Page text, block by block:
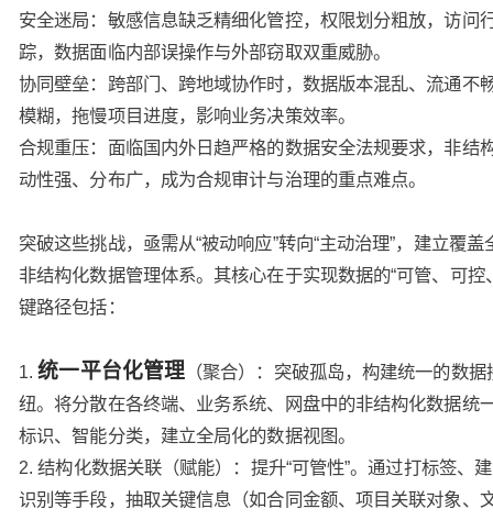
安全迷局：敏感信息缺乏精细化管控，权限划分粗放，访问
踪，数据面临内部误操作与外部窃取双重威胁。
协同壁垒：跨部门、跨地域协作时，数据版本混乱、流通不
模糊，拖慢项目进度，影响业务决策效率。
合规重压：面临国内外日趋严格的数据安全法规要求，非结
动性强、分布广，成为合规审计与治理的重点难点。
突破这些挑战，亟需从“被动响应”转向“主动治理”，建立覆盖
非结构化数据管理体系。其核心在于实现数据的“可管、可控
键路径包括：
1.统一平台化管理 （聚合）：突破孤岛，构建统一的数
纽。将分散在各终端、业务系统、网盘中的非结构化数据统
标识、智能分类，建立全局化的数据视图。
2. 结构化数据关联（赋能）：提升“可管性”。通过打标签、
识别等手段，抽取关键信息（如合同金额、项目关联对象、